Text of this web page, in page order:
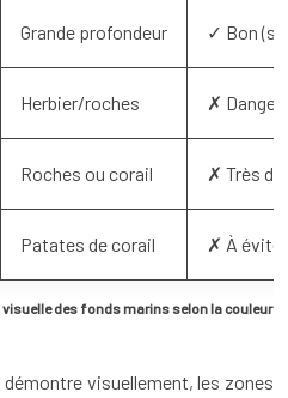
des fonds marins selon la couleur de
Grande profondeur ✓ Bon (si
Herbier/roches ✗
Roches ou corail ✗ Très
Patates de corail ✗ À
visuellement, les zones